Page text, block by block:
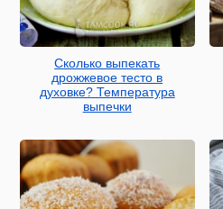
Сколько выпекать
дрожжевое тесто в
духовке? Температура
выпечки